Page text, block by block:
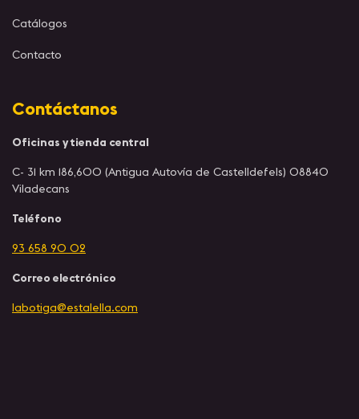
Catálogos
Contacto
Contáctanos
Oficinas y tienda central
C- 31 km 186,600 (Antigua Autovía de Castelldefels) 08840
Viladecans
Teléfono
93 658 90 02
Correo electrónico
labotiga@estalella.com